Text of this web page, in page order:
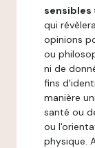
sensibles
qui
opinions
ou
ni de
fins
manière
santé ou
ou
physique.